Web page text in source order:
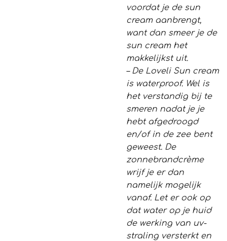
voordat je de sun
cream aanbrengt,
want dan smeer je de
sun cream het
makkelijkst uit.
– De Loveli Sun cream
is waterproof. Wel is
het verstandig bij te
smeren nadat je je
hebt afgedroogd
en/of in de zee bent
geweest. De
zonnebrandcrème
wrijf je er dan
namelijk mogelijk
vanaf. Let er ook op
dat water op je huid
de werking van uv-
straling versterkt en